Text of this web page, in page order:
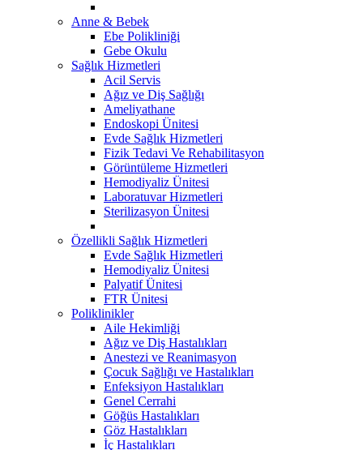
Anne & Bebek
Ebe Polikliniği
Gebe Okulu
Sağlık Hizmetleri
Acil Servis
Ağız ve Diş Sağlığı
Ameliyathane
Endoskopi Ünitesi
Evde Sağlık Hizmetleri
Fizik Tedavi Ve Rehabilitasyon
Görüntüleme Hizmetleri
Hemodiyaliz Ünitesi
Laboratuvar Hizmetleri
Sterilizasyon Ünitesi
Özellikli Sağlık Hizmetleri
Evde Sağlık Hizmetleri
Hemodiyaliz Ünitesi
Palyatif Ünitesi
FTR Ünitesi
Poliklinikler
Aile Hekimliği
Ağız ve Diş Hastalıkları
Anestezi ve Reanimasyon
Çocuk Sağlığı ve Hastalıkları
Enfeksiyon Hastalıkları
Genel Cerrahi
Göğüs Hastalıkları
Göz Hastalıkları
İç Hastalıkları